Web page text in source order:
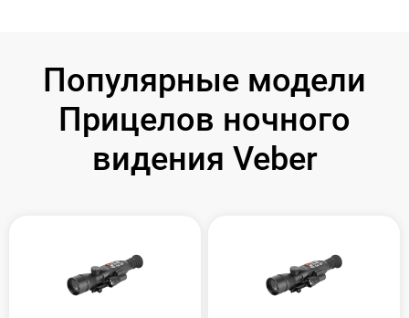
Популярные модели
Прицелов ночного
видения Veber